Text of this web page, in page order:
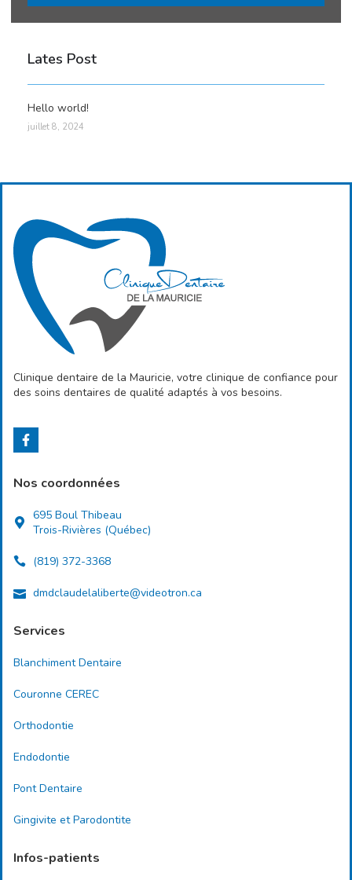
Lates Post
Hello world!
juillet 8, 2024
Clinique dentaire de la Mauricie, votre clinique de confiance pour
des soins dentaires de qualité adaptés à vos besoins.
Nos coordonnées
695 Boul Thibeau
Trois-Rivières (Québec)
(819) 372-3368
dmdclaudelaliberte@videotron.ca
Services
Blanchiment Dentaire
Couronne CEREC
Orthodontie
Endodontie
Pont Dentaire
Gingivite et Parodontite
Infos-patients